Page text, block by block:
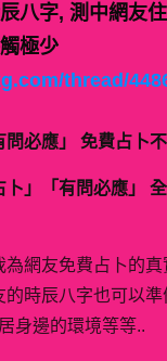
八字, 測中網友
極少
thread/
問必應」 免費占卜
卜」「有問必應」
為網友免費占卜的真
的時辰八字也可以
身邊的環境等等..